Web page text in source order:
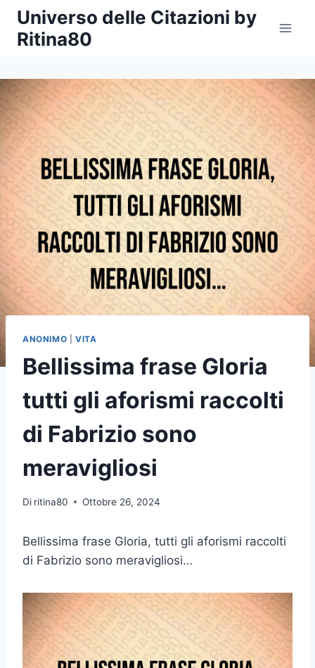
Salta
contenuto
Universo delle Citazioni by
Ritina80
ANONIMO VITA
Bellissima frase Gloria
tutti gli aforismi raccolti
di Fabrizio sono
meravigliosi
Di ritina80 Ottobre 26, 2024
Bellissima frase Gloria, tutti gli aforismi raccolti
di Fabrizio sono meravigliosi…